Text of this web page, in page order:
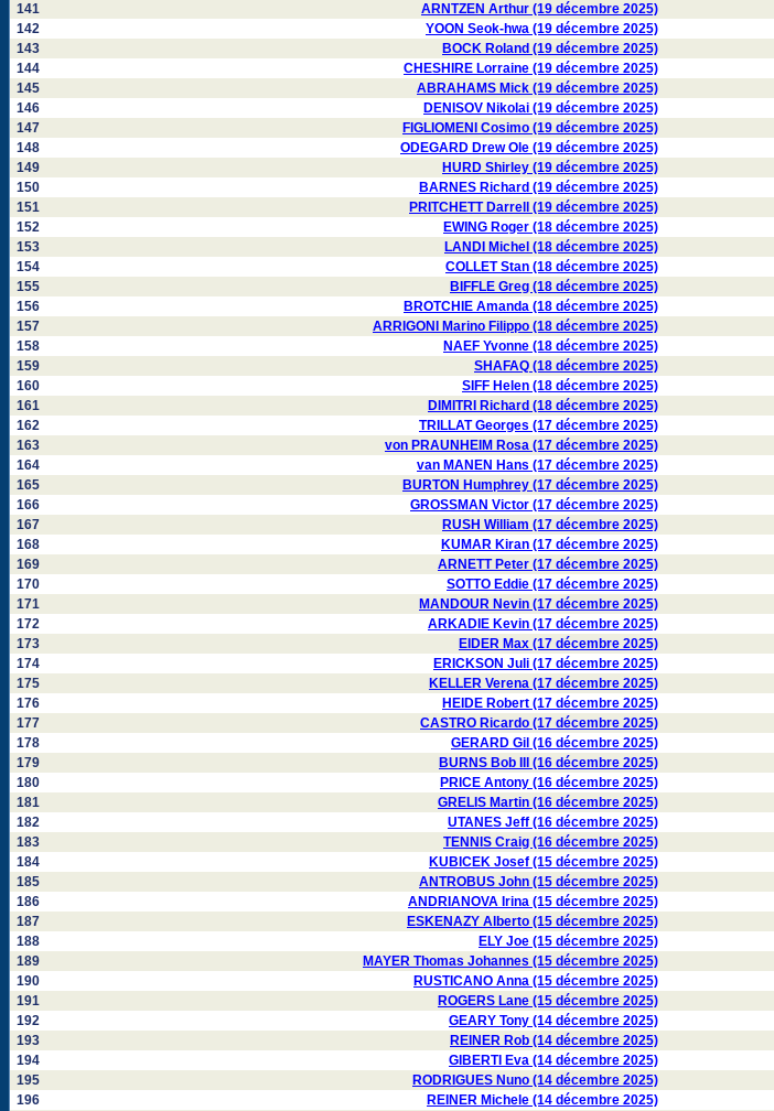
141
ARNTZEN Arthur (19 décembre 2025)
142
YOON Seok-hwa (19 décembre 2025)
143
BOCK Roland (19 décembre 2025)
144
CHESHIRE Lorraine (19 décembre 2025)
145
ABRAHAMS Mick (19 décembre 2025)
146
DENISOV Nikolai (19 décembre 2025)
147
FIGLIOMENI Cosimo (19 décembre 2025)
148
ODEGARD Drew Ole (19 décembre 2025)
149
HURD Shirley (19 décembre 2025)
150
BARNES Richard (19 décembre 2025)
151
PRITCHETT Darrell (19 décembre 2025)
152
EWING Roger (18 décembre 2025)
153
LANDI Michel (18 décembre 2025)
154
COLLET Stan (18 décembre 2025)
155
BIFFLE Greg (18 décembre 2025)
156
BROTCHIE Amanda (18 décembre 2025)
157
ARRIGONI Marino Filippo (18 décembre 2025)
158
NAEF Yvonne (18 décembre 2025)
159
SHAFAQ (18 décembre 2025)
160
SIFF Helen (18 décembre 2025)
161
DIMITRI Richard (18 décembre 2025)
162
TRILLAT Georges (17 décembre 2025)
163
von PRAUNHEIM Rosa (17 décembre 2025)
164
van MANEN Hans (17 décembre 2025)
165
BURTON Humphrey (17 décembre 2025)
166
GROSSMAN Victor (17 décembre 2025)
167
RUSH William (17 décembre 2025)
168
KUMAR Kiran (17 décembre 2025)
169
ARNETT Peter (17 décembre 2025)
170
SOTTO Eddie (17 décembre 2025)
171
MANDOUR Nevin (17 décembre 2025)
172
ARKADIE Kevin (17 décembre 2025)
173
EIDER Max (17 décembre 2025)
174
ERICKSON Juli (17 décembre 2025)
175
KELLER Verena (17 décembre 2025)
176
HEIDE Robert (17 décembre 2025)
177
CASTRO Ricardo (17 décembre 2025)
178
GERARD Gil (16 décembre 2025)
179
BURNS Bob III (16 décembre 2025)
180
PRICE Antony (16 décembre 2025)
181
GRELIS Martin (16 décembre 2025)
182
UTANES Jeff (16 décembre 2025)
183
TENNIS Craig (16 décembre 2025)
184
KUBICEK Josef (15 décembre 2025)
185
ANTROBUS John (15 décembre 2025)
186
ANDRIANOVA Irina (15 décembre 2025)
187
ESKENAZY Alberto (15 décembre 2025)
188
ELY Joe (15 décembre 2025)
189
MAYER Thomas Johannes (15 décembre 2025)
190
RUSTICANO Anna (15 décembre 2025)
191
ROGERS Lane (15 décembre 2025)
192
GEARY Tony (14 décembre 2025)
193
REINER Rob (14 décembre 2025)
194
GIBERTI Eva (14 décembre 2025)
195
RODRIGUES Nuno (14 décembre 2025)
196
REINER Michele (14 décembre 2025)